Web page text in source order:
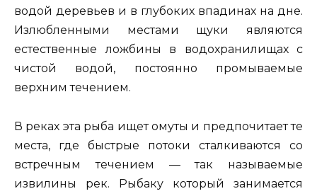
водой деревьев и в глубоких впадинах на дне.
Излюбленными местами щуки являются
естественные ложбины в водохранилищах с
чистой водой, постоянно промываемые
верхним течением.
В реках эта рыба ищет омуты и предпочитает те
места, где быстрые потоки сталкиваются со
встречным течением — так называемые
извилины рек. Рыбаку который занимается